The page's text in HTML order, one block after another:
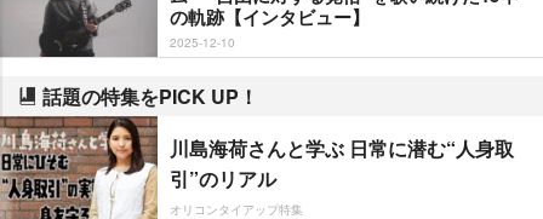
の軌跡【インタビュー】
2025-12-10
話題の特集をPICK UP！
川島海荷さんと学ぶ 日常に潜む“人身取
引”のリアル
オリコンタイアップ特集